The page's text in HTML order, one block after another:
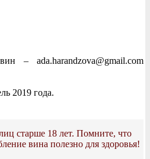
– ada.harandzova@gmail.com
2019 года.
старше 18 лет. Помните, что
вина полезно для здоровья!